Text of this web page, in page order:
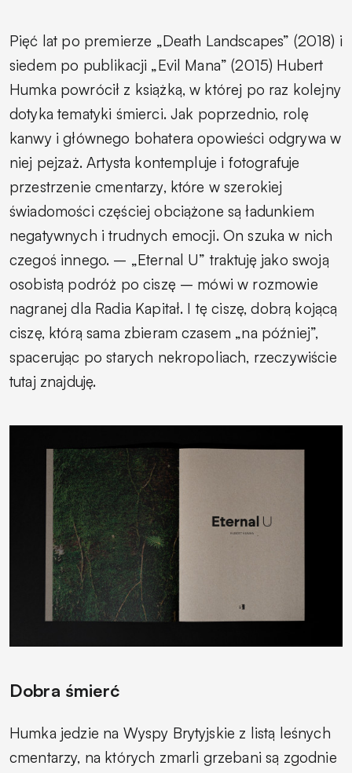
Pięć lat po premierze „Death Landscapes” (2018) i
siedem po publikacji „Evil Mana” (2015) Hubert
Humka powrócił z książką, w której po raz kolejny
dotyka tematyki śmierci. Jak poprzednio, rolę
kanwy i głównego bohatera opowieści odgrywa w
niej pejzaż. Artysta kontempluje i fotografuje
przestrzenie cmentarzy, które w szerokiej
świadomości częściej obciążone są ładunkiem
negatywnych i trudnych emocji. On szuka w nich
czegoś innego. – „Eternal U” traktuję jako swoją
osobistą podróż po ciszę – mówi w rozmowie
nagranej dla Radia Kapitał. I tę ciszę, dobrą kojącą
ciszę, którą sama zbieram czasem „na później”,
spacerując po starych nekropoliach, rzeczywiście
tutaj znajduję.
Dobra śmierć
Humka jedzie na Wyspy Brytyjskie z listą leśnych
cmentarzy, na których zmarli grzebani są zgodnie